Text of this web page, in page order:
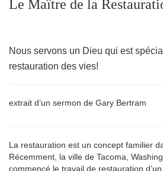
Le Maître de la
Nous servons un Dieu qui est
restauration des vies!
extrait d’un sermon de Gary Bertram
La restauration est un concept familier
Récemment, la ville de Tacoma,
commencé le travail de restauration